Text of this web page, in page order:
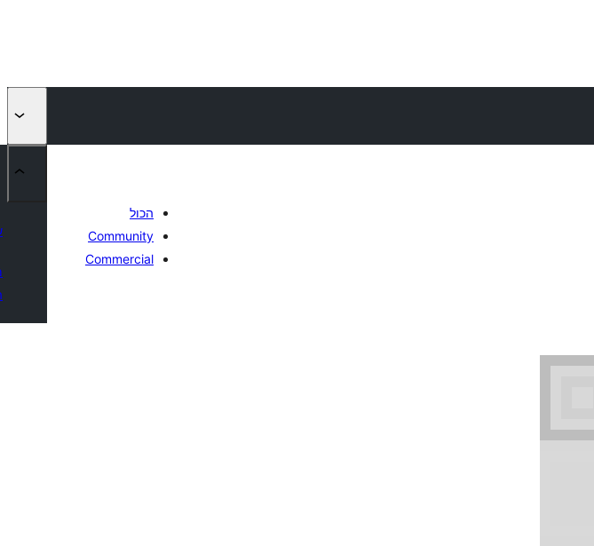
הכול
Community
Commercial